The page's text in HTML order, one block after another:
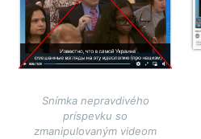
Snímka nepravdivého
príspevku so
zmanipulovaným videom